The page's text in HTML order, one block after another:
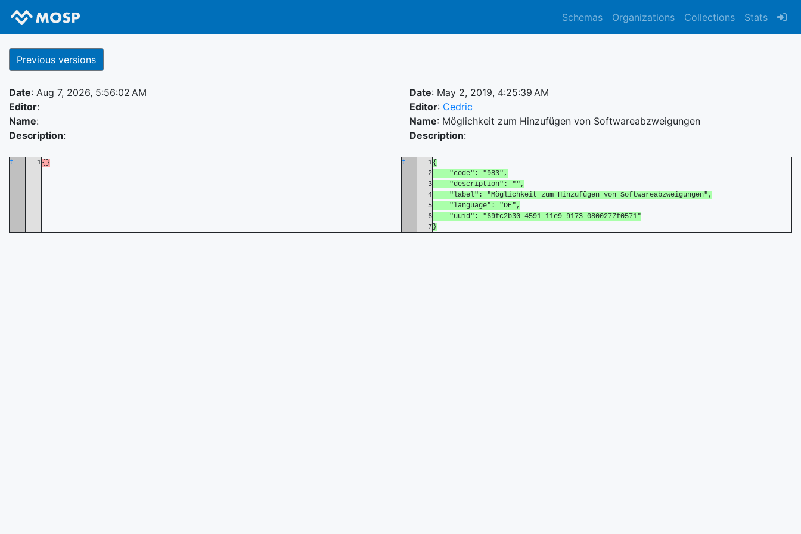
Schemas Organizations Collections Stats
Previous versions
Date: Aug 7, 2026, 5:56:02 AM Date: May 2, 2019, 4:25:39 AM
Editor: Editor: Cedric
Name: Name: Möglichkeit zum Hinzufügen von Softwareabzweigungen
Description: Description:
t 1{} t 1{
2 "code": "983",
3 "description": "",
4 "label": "Möglichkeit zum Hinzufügen von Softwareabzweigungen",
5 "language": "DE",
6 "uuid": "69fc2b30-4591-11e9-9173-0800277f0571"
7 }